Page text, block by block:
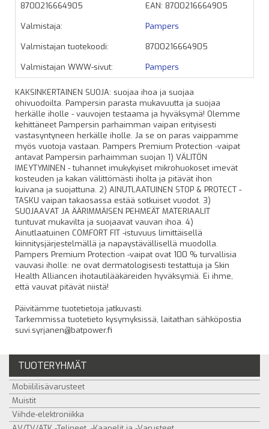
8700216664905
EAN: 8700216664905
Valmistaja:
Pampers
Valmistajan tuotekoodi:
8700216664905
Valmistajan WWW-sivut:
Pampers
KAKSINKERTAINEN SUOJA: suojaa ihoa ja suojaa
ohivuodoilta. Pampersin parasta mukavuutta ja suojaa
herkälle iholle - vauvojen testaama ja hyväksymä! Olemme
kehittäneet Pampersin parhaimman vaipan erityisesti
vastasyntyneen herkälle iholle. Ja se on paras vaippamme
myös vuotoja vastaan. Pampers Premium Protection -vaipat
antavat Pampersin parhaimman suojan 1) VÄLITÖN
IMEYTYMINEN - tuhannet imukykyiset mikrohuokoset imevät
kosteuden ja kakan välittömästi iholta ja pitävät ihon
kuivana ja suojattuna. 2) AINUTLAATUINEN STOP & PROTECT -
TASKU vaipan takaosassa estää sotkuiset vuodot. 3)
SUOJAAVAT JA ÄÄRIMMÄISEN PEHMEÄT MATERIAALIT
tuntuvat mukavilta ja suojaavat vauvan ihoa. 4)
Ainutlaatuinen COMFORT FIT -istuvuus limittäisellä
kiinnitysjärjestelmällä ja napaystävällisellä muodolla.
Pampers Premium Protection -vaipat ovat 100 % turvallisia
vauvasi iholle: ne ovat dermatologisesti testattuja ja Skin
Health Alliancen ihotautilääkäreiden hyväksymiä. Ei ihme,
että vauvat pitävät niistä!
Päivitämme tuotetietoja jatkuvasti.
Tarkemmissa tuotetieto kysymyksissä, laitathan sähköpostia
suvi.syrjanen@batpower.fi
TUOTERYHMÄT
Mobiililisävarusteet
Muistit
Viihde-elektroniikka